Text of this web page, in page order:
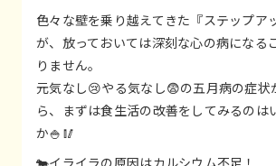
色々な壁を乗り越えてきた『ステップア
が、放っておいては深刻な心の病になる
りません。
元気なし😢やる気なし😨の五月病の症状
ら、まずは食生活の改善をしてみるのは
か🍚🥢
🐄イライラの原因はカルシウム不足！